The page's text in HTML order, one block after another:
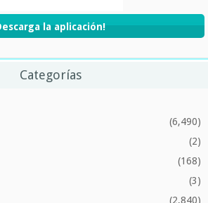
la aplicación!
Categorías
(6,490)
(2)
(168)
(3)
(2,840)